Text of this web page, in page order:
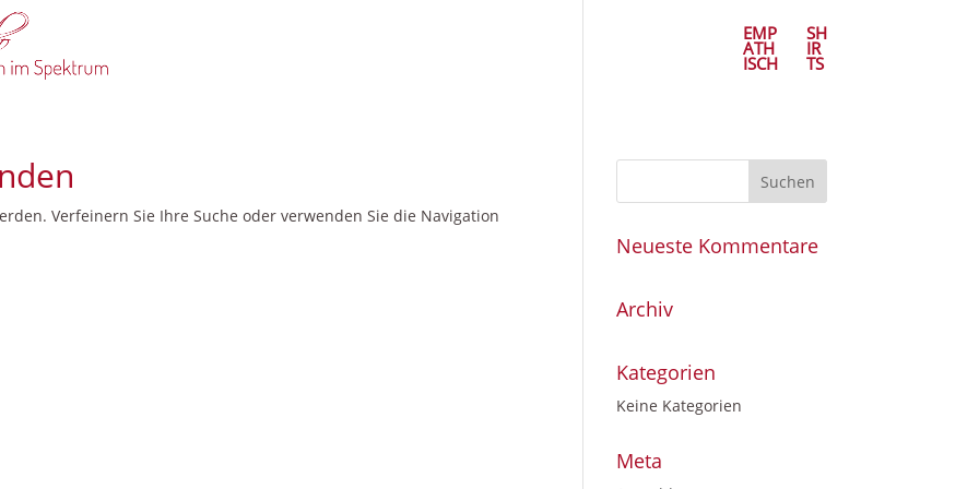
EMP
ATH
ISCH
SH
IR
TS
Verfeinern Sie Ihre Suche oder verwenden Sie die Navigation
Neueste Kommentare
Archiv
Kategorien
Keine Kategorien
Meta